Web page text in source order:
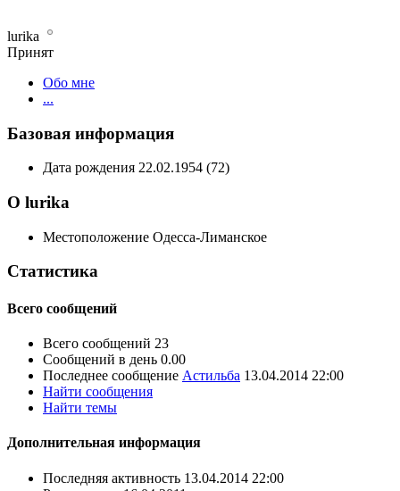
lurika
Принят
Обо мне
...
Базовая информация
Дата рождения 22.02.1954 (72)
О lurika
Местоположение Одесса-Лиманское
Статистика
Всего сообщений
Всего сообщений 23
Сообщений в день 0.00
Последнее сообщение Астильба 13.04.2014 22:00
Найти сообщения
Найти темы
Дополнительная информация
Последняя активность 13.04.2014 22:00